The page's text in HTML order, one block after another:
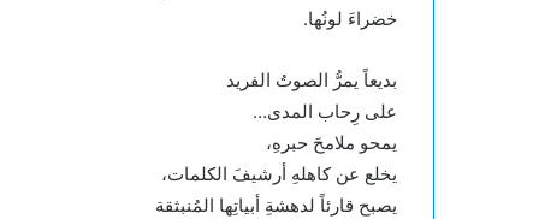
خضراءَ لونُها.
بديعاً يمرُّ الصوتُ الفريد
على رِحاب المدى…
يمحو ملامحَ حبرهِ،
يخلع عن كاهلهِ أرشيفَ الكلمات،
يصبح قارئاً لدهشةِ أبياتِها المُنبثقة